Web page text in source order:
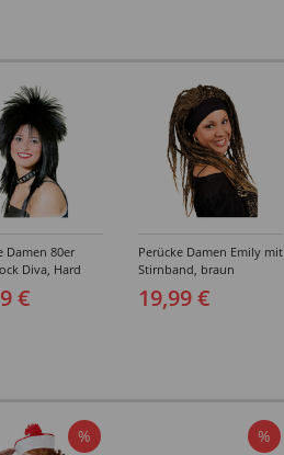
Damen 80er
Diva, Hard
€
Perücke Damen Emily mit
Stirnband, braun
19,99 €
% %